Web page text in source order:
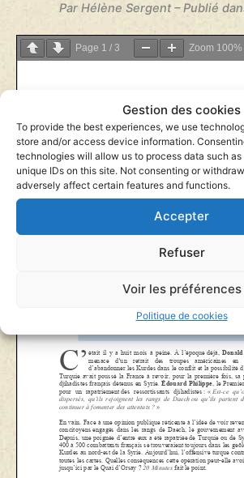
Gestion des cookies
To provide the best experiences, we use
store and/or access device information.
technologies will allow us to process data such
unique IDs on this site. Not consenting or
adversely affect certain features and functions.
Accepter
Refuser
Voir les préférences
Politique de cookies
Par Hélène Sergent – Publié
Page 1 / 3 Zoom 100%